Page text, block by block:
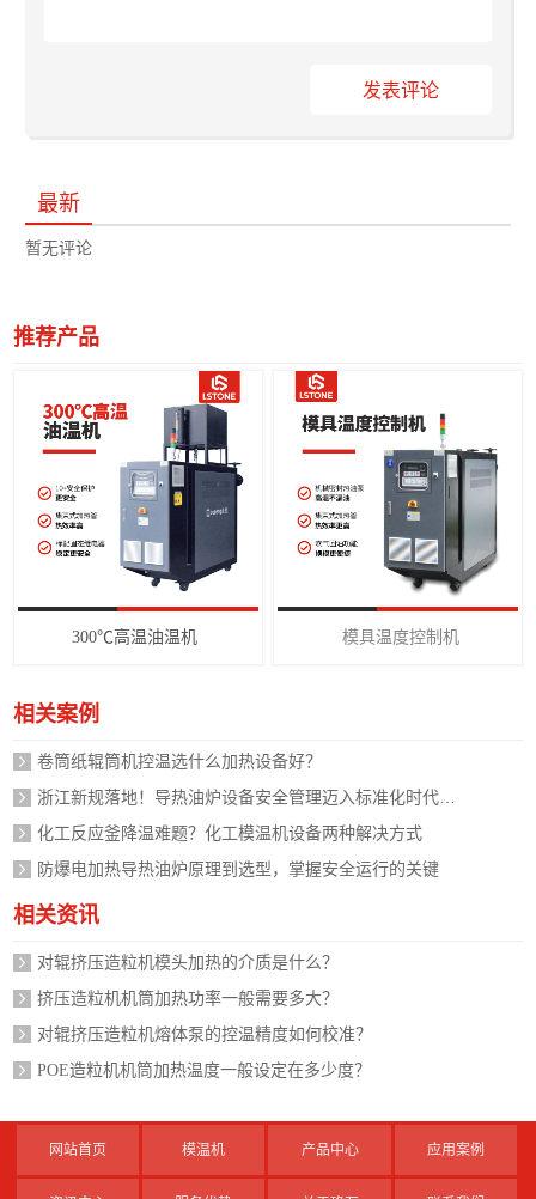
发表评论
最新
暂无评论
推荐产品
300℃高温油温机 模具温度控制机
相关案例
卷筒纸辊筒机控温选什么加热设备好？
化工反应釜降温难题？化工模温机设备两种解决方式
防爆电加热导热油炉原理到选型，掌握安全运行的关键
相关资讯
对辊挤压造粒机模头加热的介质是什么？
挤压造粒机机筒加热功率一般需要多大？
对辊挤压造粒机熔体泵的控温精度如何校准？
POE造粒机机筒加热温度一般设定在多少度？
网站首页 模温机 产品中心 应用案例